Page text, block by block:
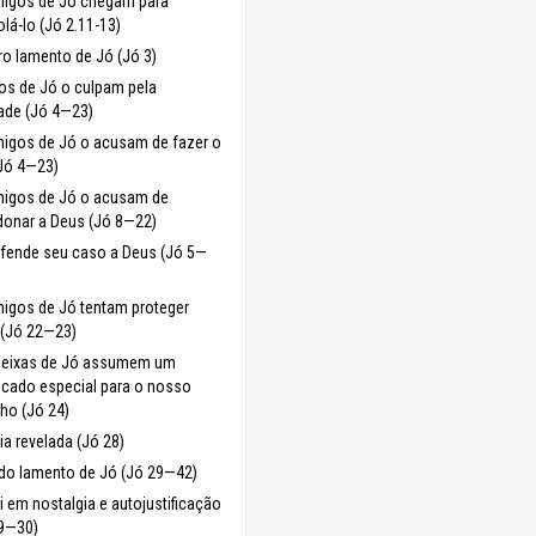
lo (Jó 2.11-13)
lamento de Jó (Jó 3)
de Jó o culpam pela
(Jó 4—23)
de Jó o acusam de fazer o
4—23)
de Jó o acusam de
a Deus (Jó 8—22)
seu caso a Deus (Jó 5—
de Jó tentam proteger
22—23)
de Jó assumem um
especial para o nosso
(Jó 24)
revelada (Jó 28)
lamento de Jó (Jó 29—42)
em nostalgia e autojustificação